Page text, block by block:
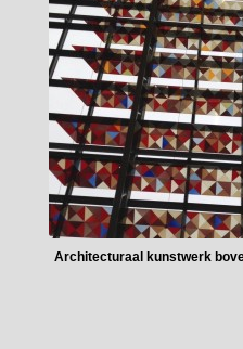
Architecturaal kunstwerk